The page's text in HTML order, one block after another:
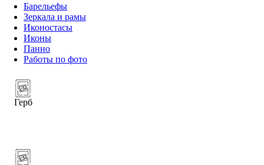
Барельефы
Зеркала и рамы
Иконостасы
Иконы
Панно
Работы по фото
Герб